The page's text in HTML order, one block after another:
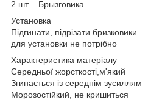
2 шт – Брызговика
Установка
Підгинати, підрізати бризковики
для установки не потрібно
Характеристика матеріалу
Середньої жорсткості,м'який
Згинається із середнім зусиллям
Морозостійкий, не кришиться